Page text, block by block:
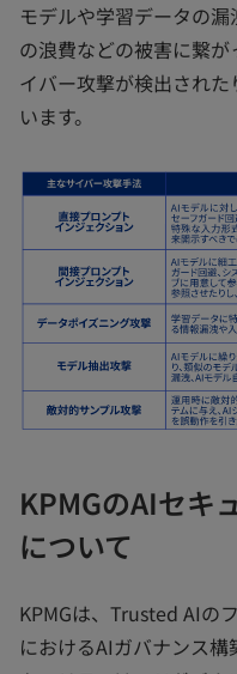
モデルや学習データの
の浪費などの被害に繋
イバー攻撃が検出され
います。
KPMGのAIセキ
について
KPMGは、Trusted AIの
におけるAIガバナンス